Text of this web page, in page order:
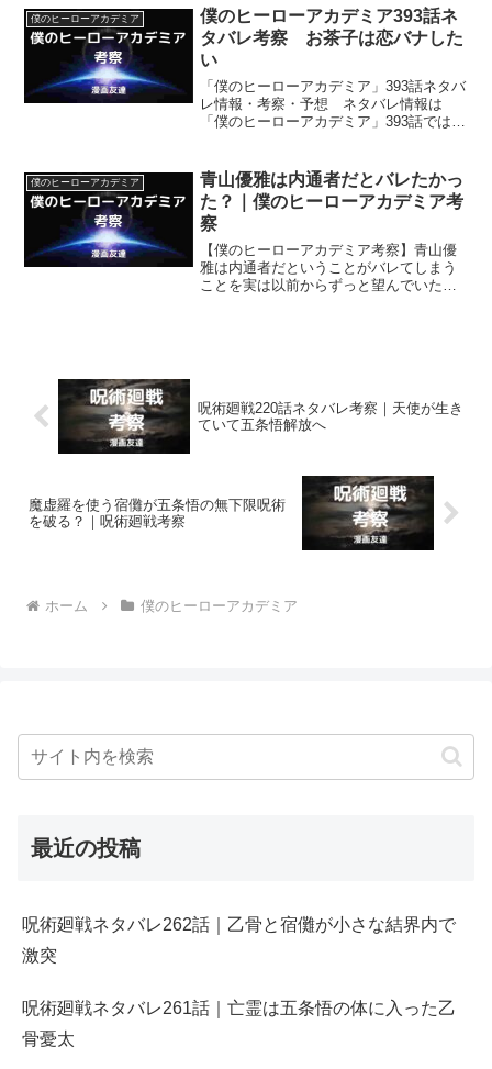
せようとすることなどです。
僕のヒーローアカデミア
僕のヒーローアカデミア393話ネ
タバレ考察 お茶子は恋バナした
い
「僕のヒーローアカデミア」393話ネタバ
レ情報・考察・予想 ネタバレ情報は
「僕のヒーローアカデミア」393話では、
コが涙を流していることなどです。
僕のヒーローアカデミア
青山優雅は内通者だとバレたかっ
た？｜僕のヒーローアカデミア考
察
【僕のヒーローアカデミア考察】青山優
雅は内通者だということがバレてしまう
ことを実は以前からずっと望んでいたの
呪術廻戦220話ネタバレ考察｜天使が生き
ていて五条悟解放へ
魔虚羅を使う宿儺が五条悟の無下限呪術
を破る？｜呪術廻戦考察
ホーム 僕のヒーローアカデミア
最近の投稿
呪術廻戦ネタバレ262話｜乙骨と宿儺が小さな結界内で
激突
呪術廻戦ネタバレ261話｜亡霊は五条悟の体に入った乙
骨憂太